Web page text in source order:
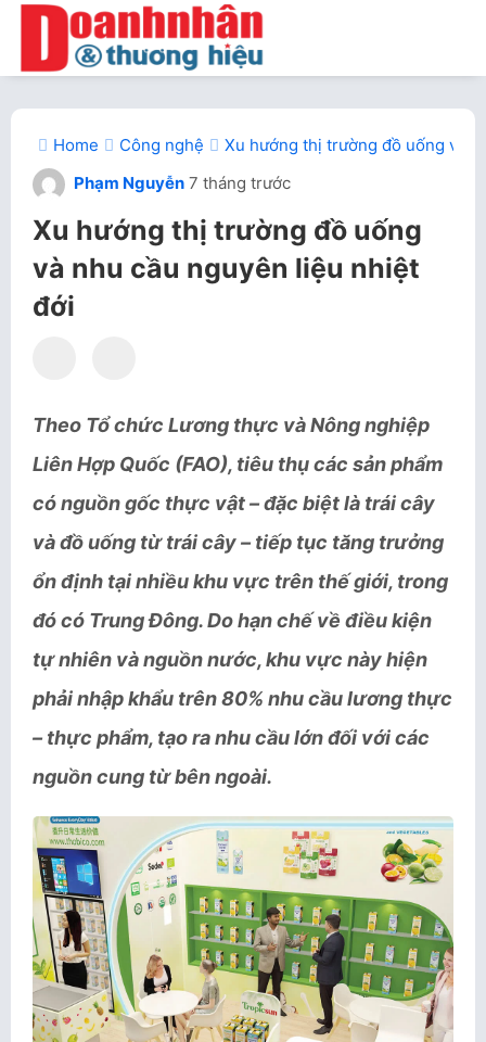
Home Công nghệ
Xu hướng thị trường đồ uống và
Phạm Nguyễn 7 tháng trước
Xu hướng thị trường đồ uống
và nhu cầu nguyên liệu nhiệt
đới
Theo Tổ chức Lương thực và Nông nghiệp
Liên Hợp Quốc (FAO), tiêu thụ các sản phẩm
có nguồn gốc thực vật – đặc biệt là trái cây
và đồ uống từ trái cây – tiếp tục tăng trưởng
ổn định tại nhiều khu vực trên thế giới, trong
đó có Trung Đông. Do hạn chế về điều kiện
tự nhiên và nguồn nước, khu vực này hiện
phải nhập khẩu trên 80% nhu cầu lương thực
– thực phẩm, tạo ra nhu cầu lớn đối với các
nguồn cung từ bên ngoài.